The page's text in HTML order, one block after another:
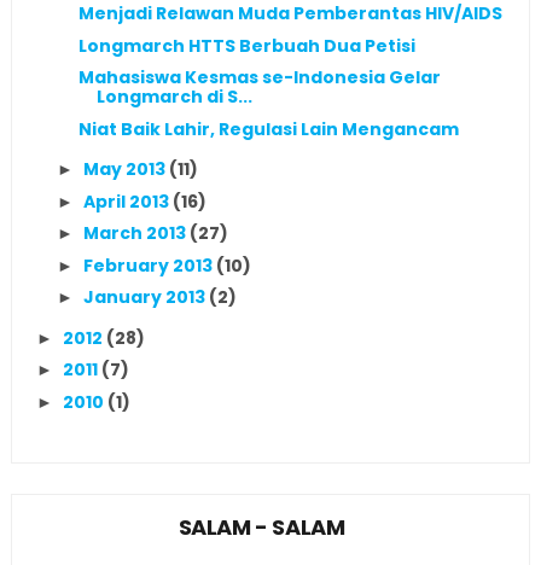
Menjadi Relawan Muda Pemberantas HIV/AIDS
Longmarch HTTS Berbuah Dua Petisi
Mahasiswa Kesmas se-Indonesia Gelar
Longmarch di S...
Niat Baik Lahir, Regulasi Lain Mengancam
► May 2013 (11)
► April 2013 (16)
► March 2013 (27)
► February 2013 (10)
► January 2013 (2)
► 2012 (28)
► 2011 (7)
► 2010 (1)
SALAM - SALAM